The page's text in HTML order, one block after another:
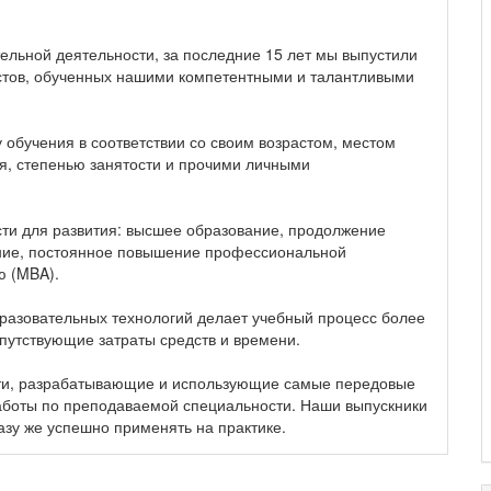
деятельности, за последние 15 лет мы выпустили
обученных нашими компетентными и талантливыми
в соответствии со своим возрастом, местом
степенью занятости и прочими личными
для развития: высшее образование, продолжение
постоянное повышение профессиональной
(MBA).
технологий делает учебный процесс более
затраты средств и времени.
разрабатывающие и использующие самые передовые
по преподаваемой специальности. Наши выпускники
же успешно применять на практике.